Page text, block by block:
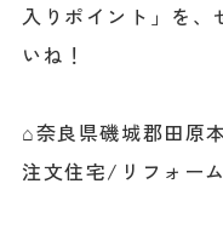
入りポイント」を、
いね！
⌂奈良県磯城郡田原
注文住宅/リフォー